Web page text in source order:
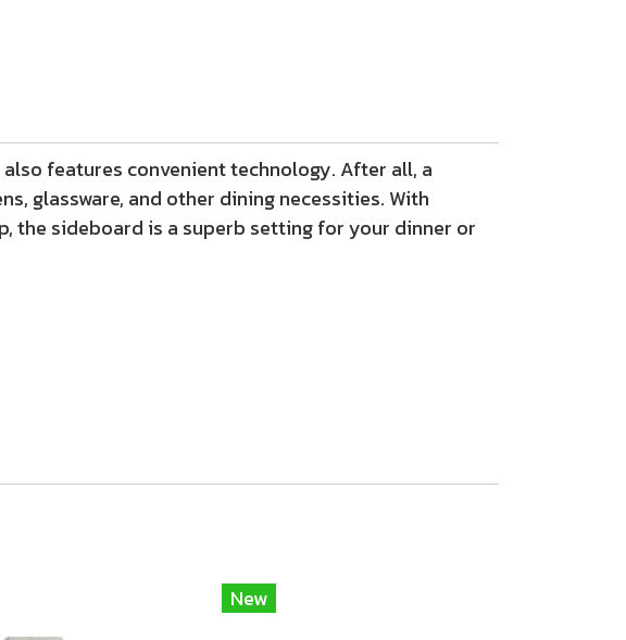
features convenient technology. After all, a
glassware, and other dining necessities. With
the sideboard is a superb setting for your dinner or
New